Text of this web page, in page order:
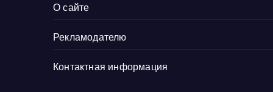
О сайте
Рекламодателю
Контактная информация